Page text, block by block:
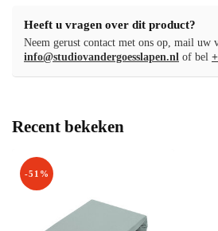
Heeft u vragen over dit product?
Neem gerust contact met ons op, mail uw
info@studiovandergoesslapen.nl of bel
Recent bekeken
-51%